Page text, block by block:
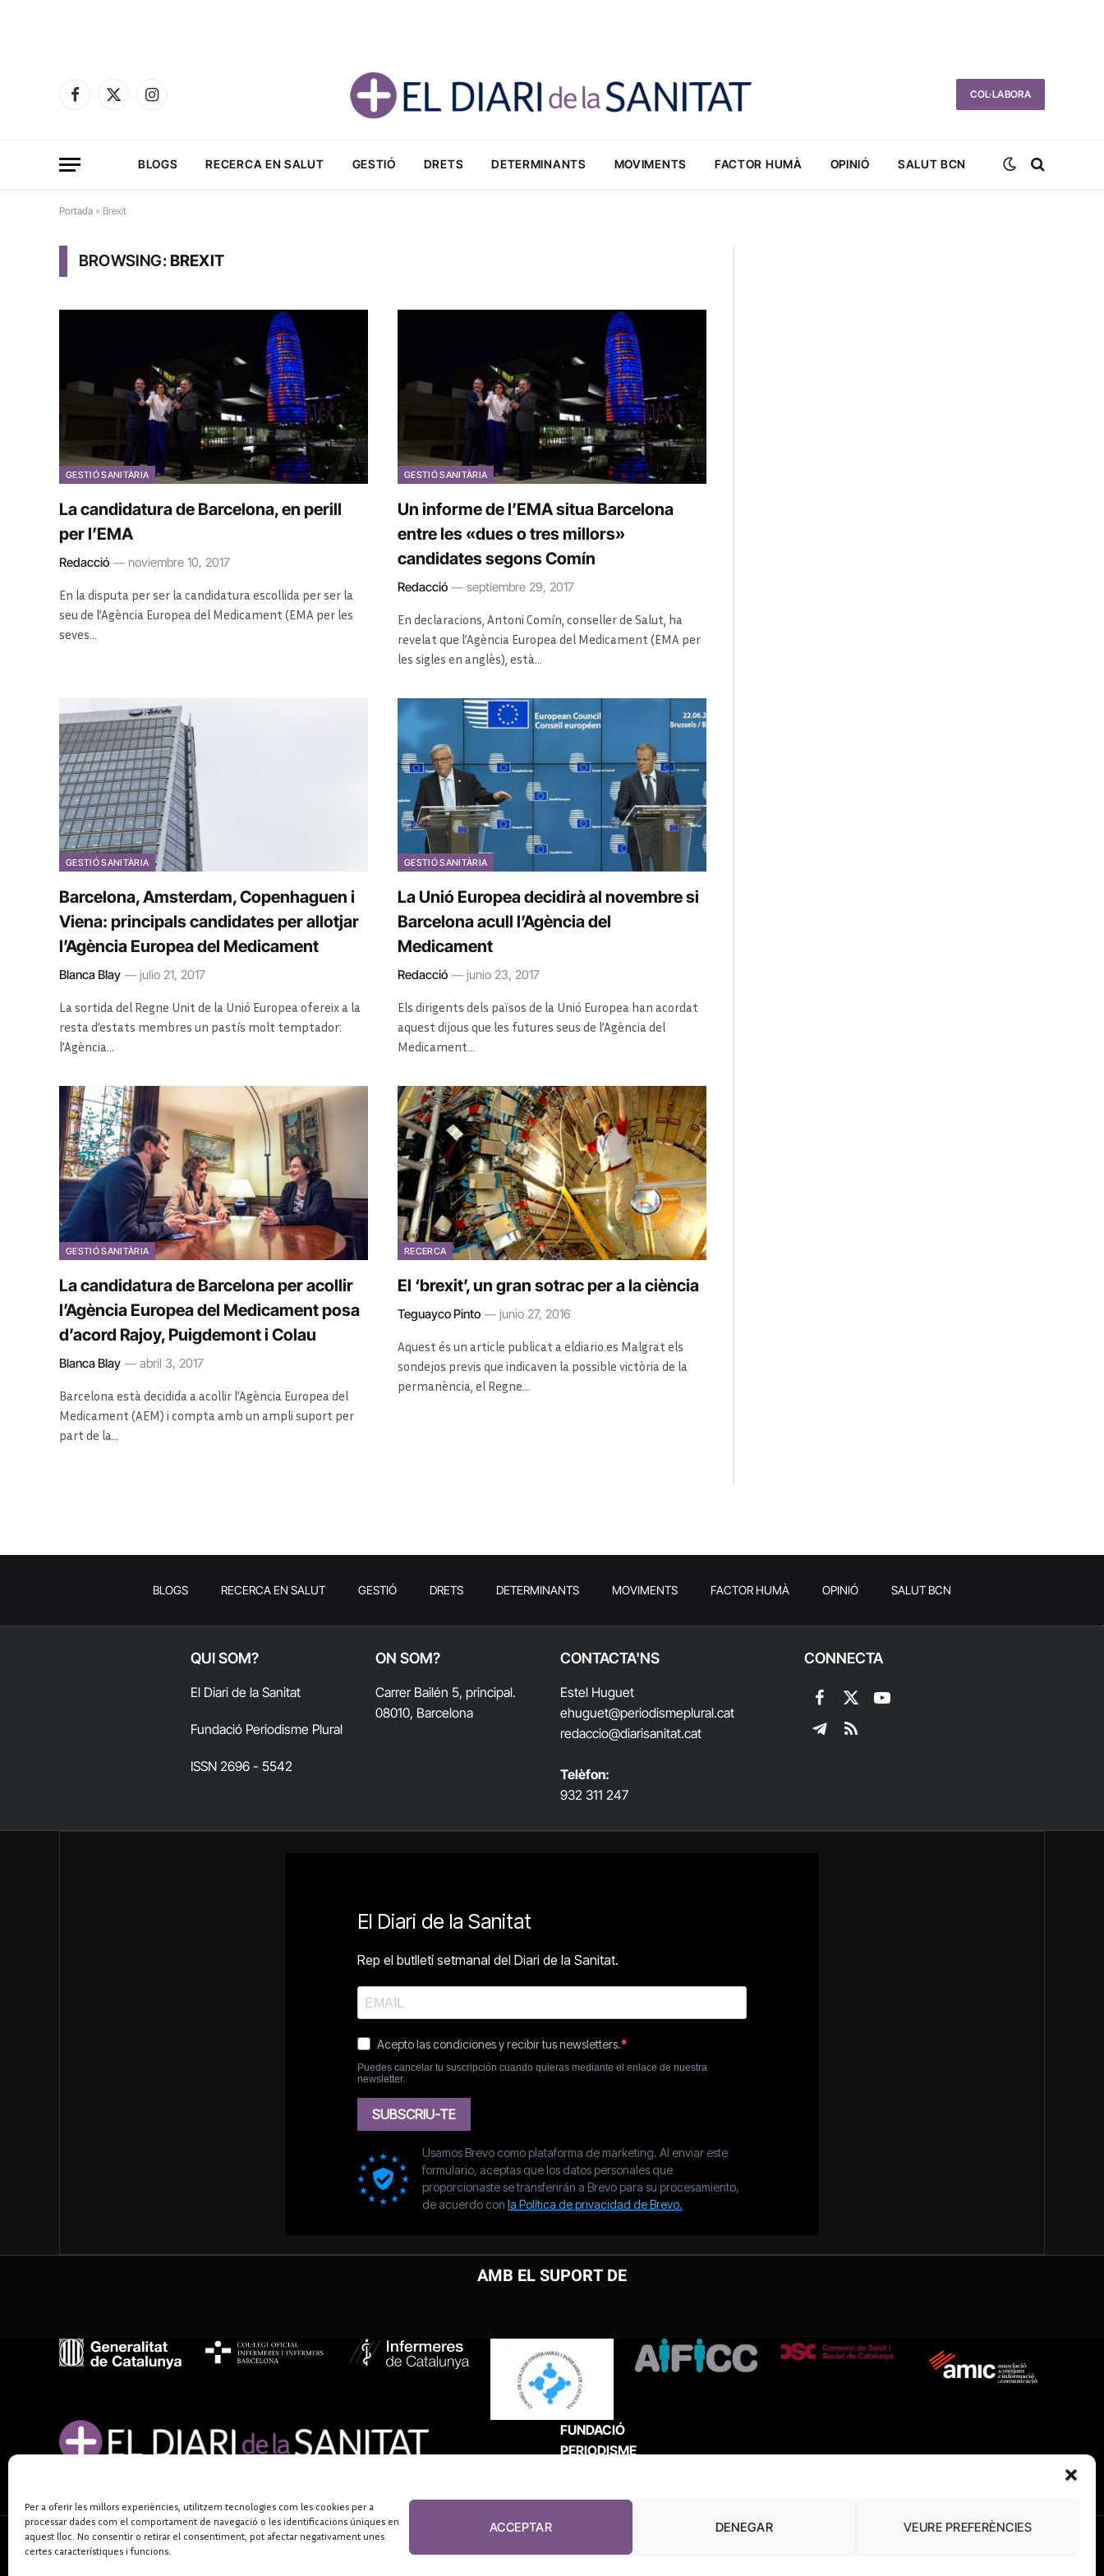
Per a oferir les millors experiències, utilitzem tecnologies com les cookies per a
processar dades com el comportament de navegació o les identificacions úniques en
aquest lloc. No consentir o retirar el consentiment, pot afectar negativament unes
certes característiques i funcions.
ACCEPTAR DENEGAR VEURE PREFERÈNCIES
Facebook
X
Instagram
COL·LABORA
BLOGS RECERCA EN SALUT GESTIÓ DRETS DETERMINANTS MOVIMENTS FACTOR HUMÀ OPINIÓ SALUT BCN
Portada » Brexit
BROWSING:BREXIT
GESTIÓ SANITÀRIA
La candidatura de Barcelona, en perill
per l’EMA
Redacció noviembre 10, 2017
En la disputa per ser la candidatura escollida per ser la
seu de l’Agència Europea del Medicament (EMA per les
seves…
GESTIÓ SANITÀRIA
Un informe de l’EMA situa Barcelona
entre les «dues o tres millors»
candidates segons Comín
Redacció septiembre 29, 2017
En declaracions, Antoni Comín, conseller de Salut, ha
revelat que l’Agència Europea del Medicament (EMA per
les sigles en anglès), està…
GESTIÓ SANITÀRIA
Barcelona, ​​Amsterdam, Copenhaguen i
Viena: principals candidates per allotjar
l’Agència Europea del Medicament
Blanca Blay julio 21, 2017
La sortida del Regne Unit de la Unió Europea ofereix a la
resta d’estats membres un pastís molt temptador:
l’Agència…
GESTIÓ SANITÀRIA
La Unió Europea decidirà al novembre si
Barcelona acull l’Agència del
Medicament
Redacció junio 23, 2017
Els dirigents dels països de la Unió Europea han acordat
aquest dijous que les futures seus de l’Agència del
Medicament…
GESTIÓ SANITÀRIA
La candidatura de Barcelona per acollir
l’Agència Europea del Medicament posa
d’acord Rajoy, Puigdemont i Colau
Blanca Blay abril 3, 2017
Barcelona està decidida a acollir l’Agència Europea del
Medicament (AEM) i compta amb un ampli suport per
part de la…
RECERCA
El ‘brexit’, un gran sotrac per a la ciència
Teguayco Pinto junio 27, 2016
Aquest és un article publicat a eldiario.es Malgrat els
sondejos previs que indicaven la possible victòria de la
permanència, el Regne…
BLOGS RECERCA EN SALUT GESTIÓ DRETS DETERMINANTS MOVIMENTS FACTOR HUMÀ OPINIÓ SALUT BCN
QUI SOM?
El Diari de la Sanitat
Fundació Periodisme Plural
ISSN 2696 - 5542
ON SOM?
Carrer Bailén 5, principal.
08010, Barcelona
CONTACTA'NS
Estel Huguet
ehuguet@periodismeplural.cat
redaccio@diarisanitat.cat
Telèfon:
932 311 247
CONNECTA
Facebook
X
(Twitter)
YouTube
TelegramRSS
AMB EL SUPORT DE
FUNDACIÓ
PERIODISME